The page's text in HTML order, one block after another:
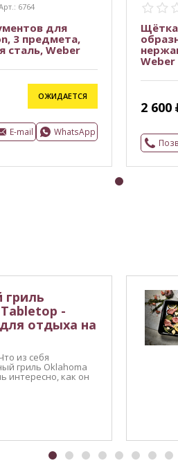
6764
для
3 предмета,
сталь, Weber
ОЖИДАЕТСЯ
E-mail WhatsApp
Weber
2 600
гриль
-
отдыха на
из себя
гриль Oklahoma
интересно, как он